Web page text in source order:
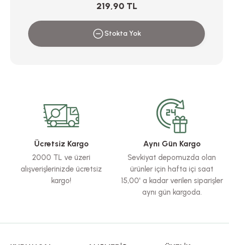
219,90 TL
Stokta Yok
Ücretsiz Kargo
2000 TL ve üzeri
alışverişlerinizde ücretsiz
kargo!
Aynı Gün Kargo
Sevkiyat depomuzda olan
ürünler için hafta içi saat
15,00' a kadar verilen siparişler
aynı gün kargoda.